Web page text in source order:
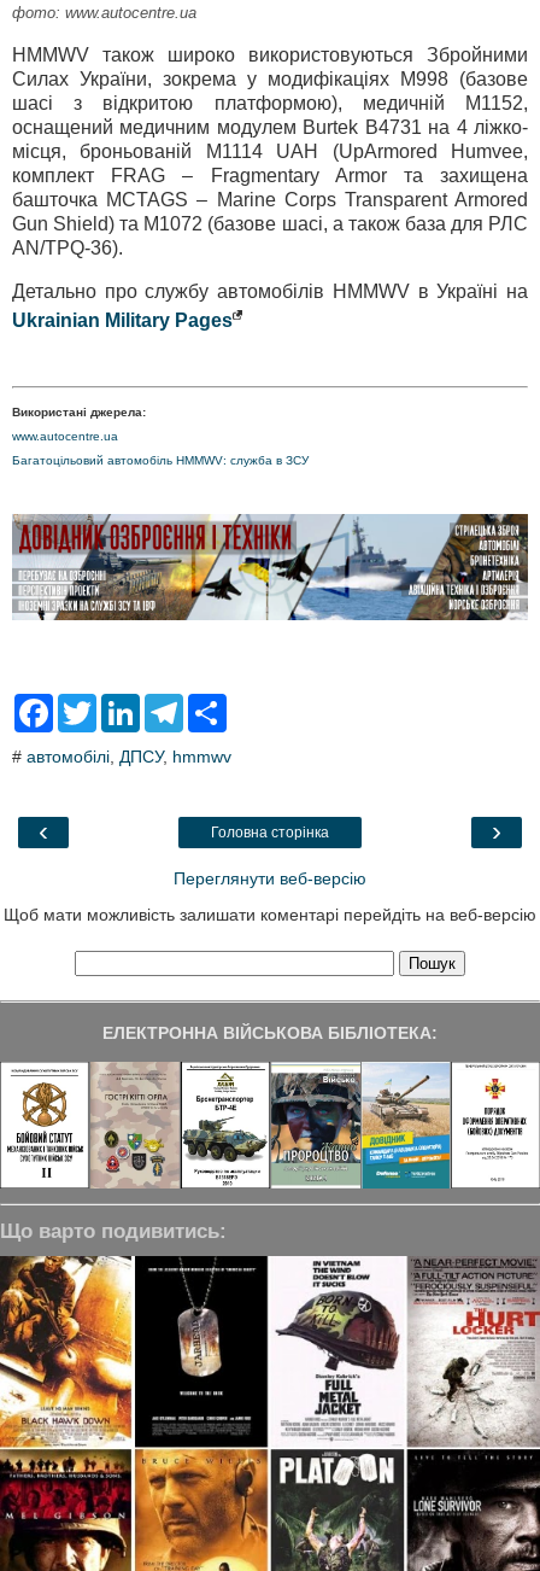
фото: www.autocentre.ua
HMMWV також широко використовуються Збройними
Силах України, зокрема у модифікаціях М998 (базове
шасі з відкритою платформою), медичній M1152,
оснащений медичним модулем Burtek B4731 на 4 ліжко-
місця, броньованій М1114 UAH (UpArmored Humvee,
комплект FRAG – Fragmentary Armor та захищена
башточка MCTAGS – Marine Corps Transparent Armored
Gun Shield) та M1072 (базове шасі, а також база для РЛС
AN/TPQ-36).
Детально про службу автомобілів HMMWV в Україні на
Ukrainian Military Pages
Використані джерела:
www.autocentre.ua
Багатоцільовий автомобіль HMMWV: служба в ЗСУ
F
e
o
T
t
L
k
T
e
a
r
# автомобілі ДПСУ, hmmwv
‹ ›
Головна сторінка
Переглянути веб-версію
Щоб мати можливість залишати коментарі перейдіть на веб-версію
ЕЛЕКТРОННА ВІЙСЬКОВА БІБЛІОТЕКА:
Що варто подивитись: